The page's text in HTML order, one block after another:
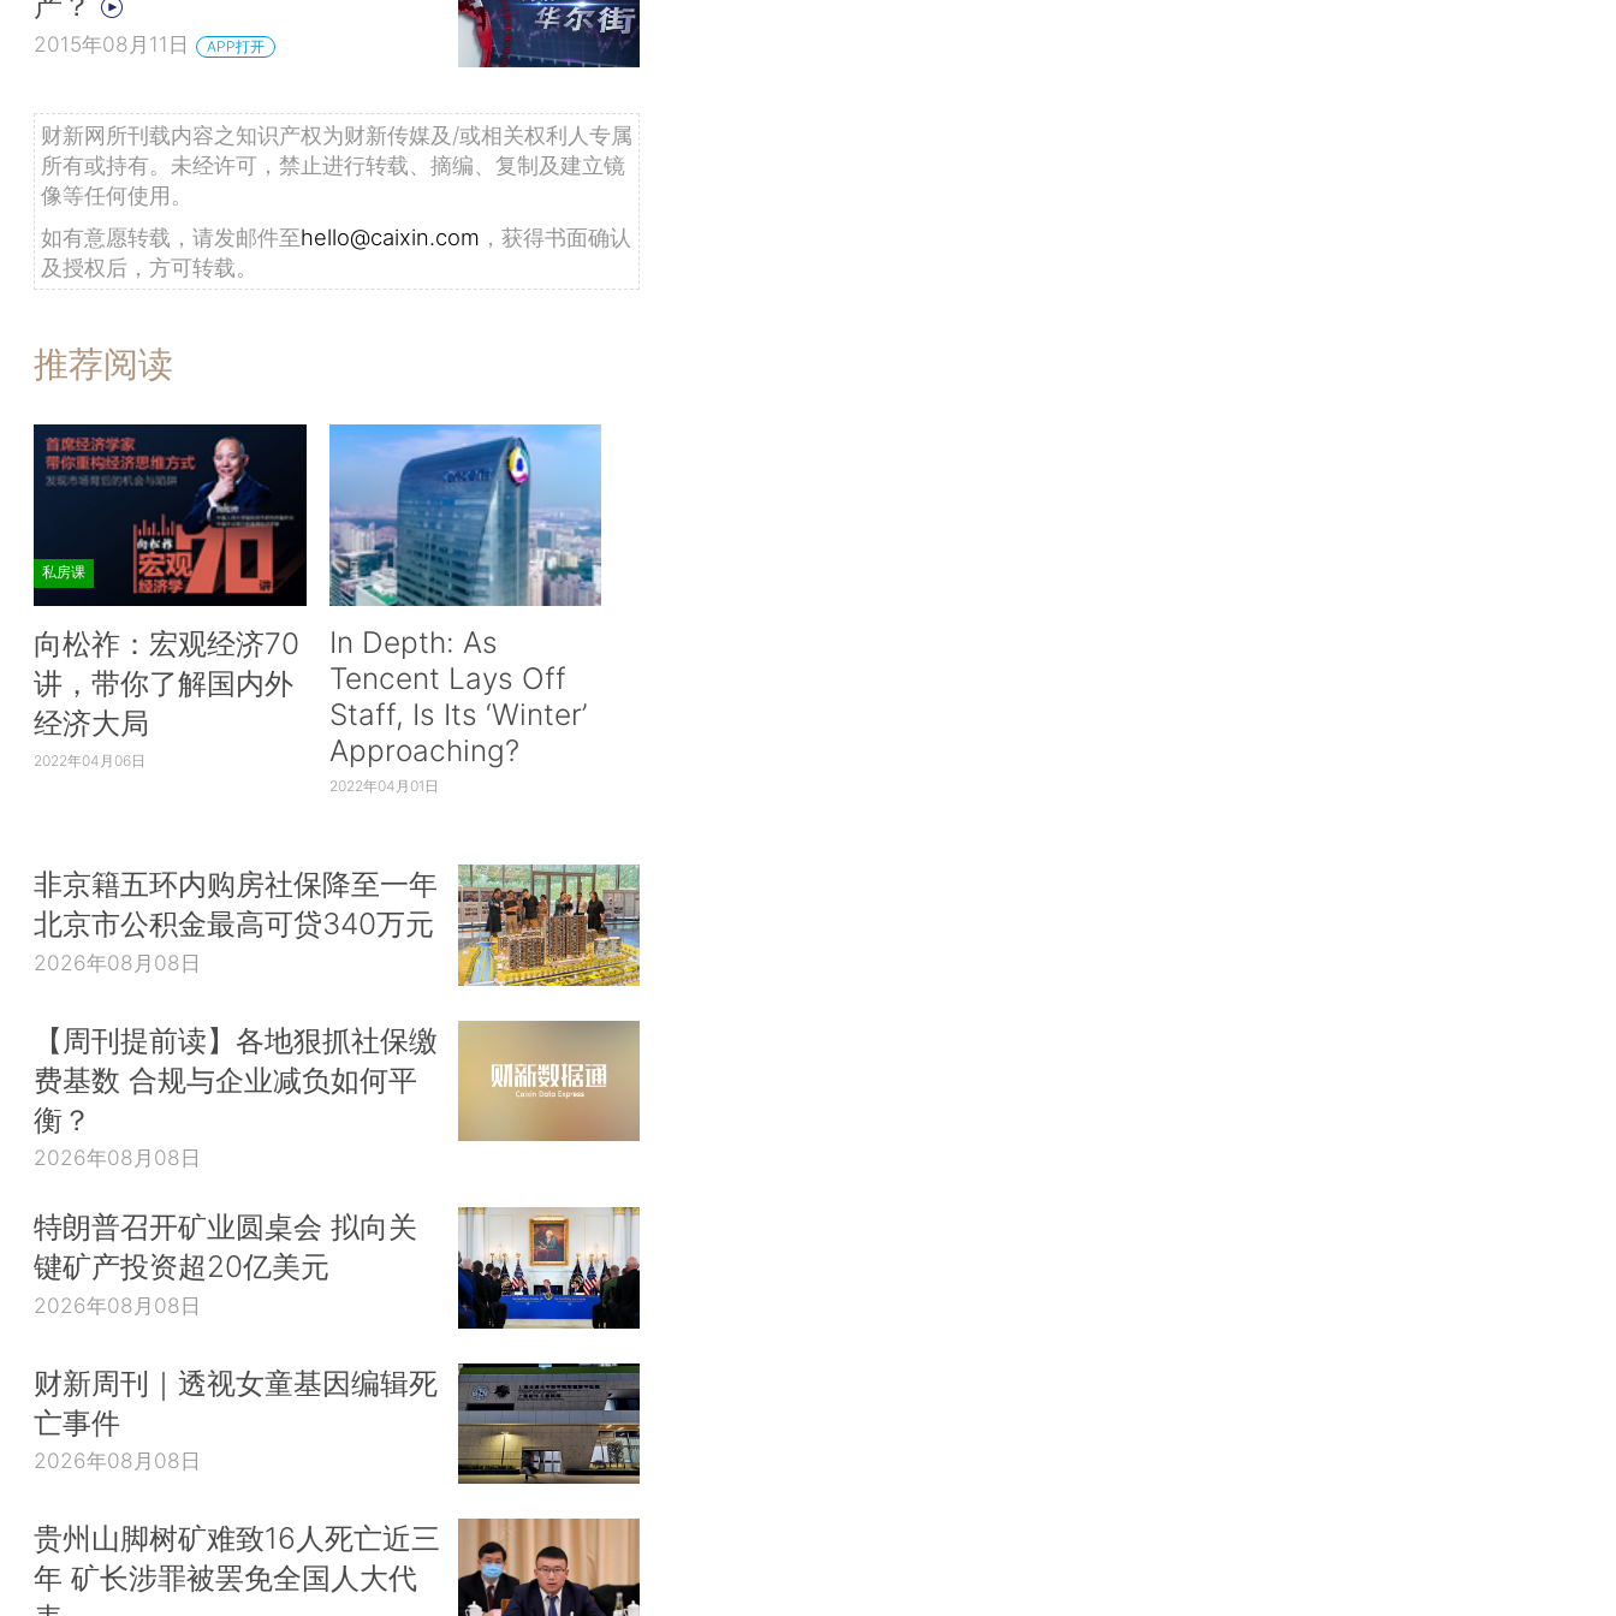
2015年08月11日 APP打开
财新网所刊载内容之知识产权为财新传媒及/或相关权利人专属
所有或持有。未经许可，禁止进行转载、摘编、复制及建立镜
像等任何使用。
如有意愿转载，请发邮件至hello@caixin.com ，获得书面确认
及授权后，方可转载。
推荐阅读
私房课
向松祚：宏观经济70
讲，带你了解国内外
经济大局
2022年04月06日
In Depth: As
Tencent Lays Off
Staff, Is Its ‘Winter’
Approaching?
2022年04月01日
非京籍五环内购房社保降至一年
北京市公积金最高可贷340万元
2026年08月08日
【周刊提前读】各地狠抓社保缴
费基数 合规与企业减负如何平
衡？
2026年08月08日
特朗普召开矿业圆桌会 拟向关
键矿产投资超20亿美元
2026年08月08日
财新周刊｜透视女童基因编辑死
亡事件
2026年08月08日
贵州山脚树矿难致16人死亡近三
年 矿长涉罪被罢免全国人大代